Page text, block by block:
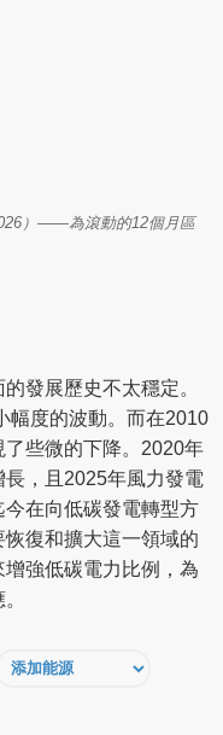
）——為滾動的12個月區
發展歷史不太穩定。
幅度的波動。而在2010
些微的下降。2020年
，且2025年風力發電
在向低碳發電轉型方
復和擴大這一領域的
強低碳電力比例，為